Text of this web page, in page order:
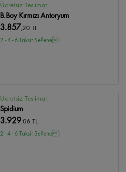
Ücretsiz Teslimat
B.Boy Kırmızı Antoryum
3.857,20 TL
2 - 4 - 6 Taksit Se?enei
Ücretsiz Teslimat
Spidium
3.929,06 TL
2 - 4 - 6 Taksit Se?enei